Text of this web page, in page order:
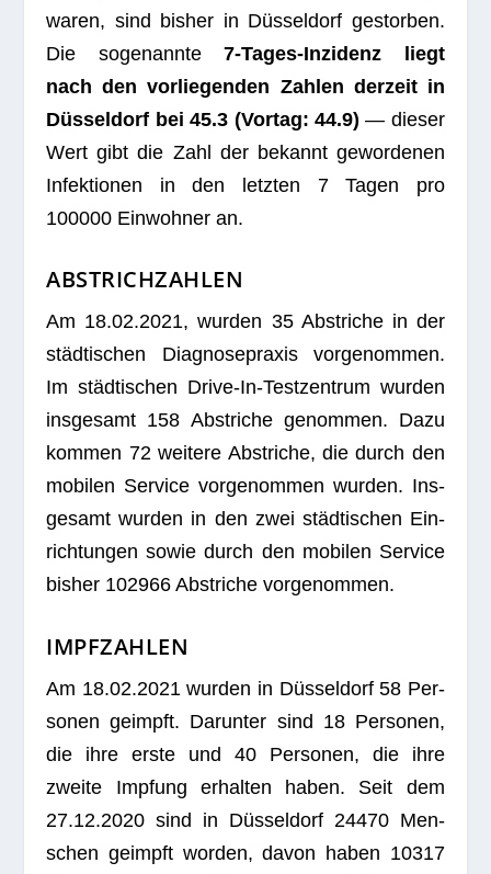
waren, sind bis­her in Düs­sel­dorf gestor­ben.
Die soge­nannte7‑Ta­ges-Inzi­denz liegt
nach den vor­lie­gen­den Zah­len der­zeit in
Düs­sel­dorf bei 45.3 (Vor­tag: 44.9) — die­ser
Wert gibt die Zahl der bekannt gewor­de­nen
Infek­tio­nen in den letz­ten 7 Tagen pro
100000 Ein­woh­ner an.
ABSTRICHZAHLEN
Am 18.02.2021, wur­den 35 Abstri­che in der
städ­ti­schen Dia­gno­se­pra­xis vor­ge­nom­men.
Im städ­ti­schen Drive-In-Test­zen­trum wur­den
ins­ge­samt 158 Abstri­che genom­men. Dazu
kom­men 72 wei­tere Abstri­che, die durch den
mobi­len Ser­vice vor­ge­nom­men wur­den. Ins­
ge­samt wur­den in den zwei städ­ti­schen Ein­
rich­tun­gen sowie durch den mobi­len Ser­vice
bis­her 102966 Abstri­che vorgenommen.
IMPFZAHLEN
Am 18.02.2021 wur­den in Düs­sel­dorf 58 Per­
so­nen geimpft. Dar­un­ter sind 18 Per­so­nen,
die ihre erste und 40 Per­so­nen, die ihre
zweite Imp­fung erhal­ten haben. Seit dem
27.12.2020 sind in Düs­sel­dorf 24470 Men­
schen geimpft wor­den, davon haben 10317